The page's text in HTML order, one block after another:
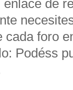
de
cada foro
Podéss